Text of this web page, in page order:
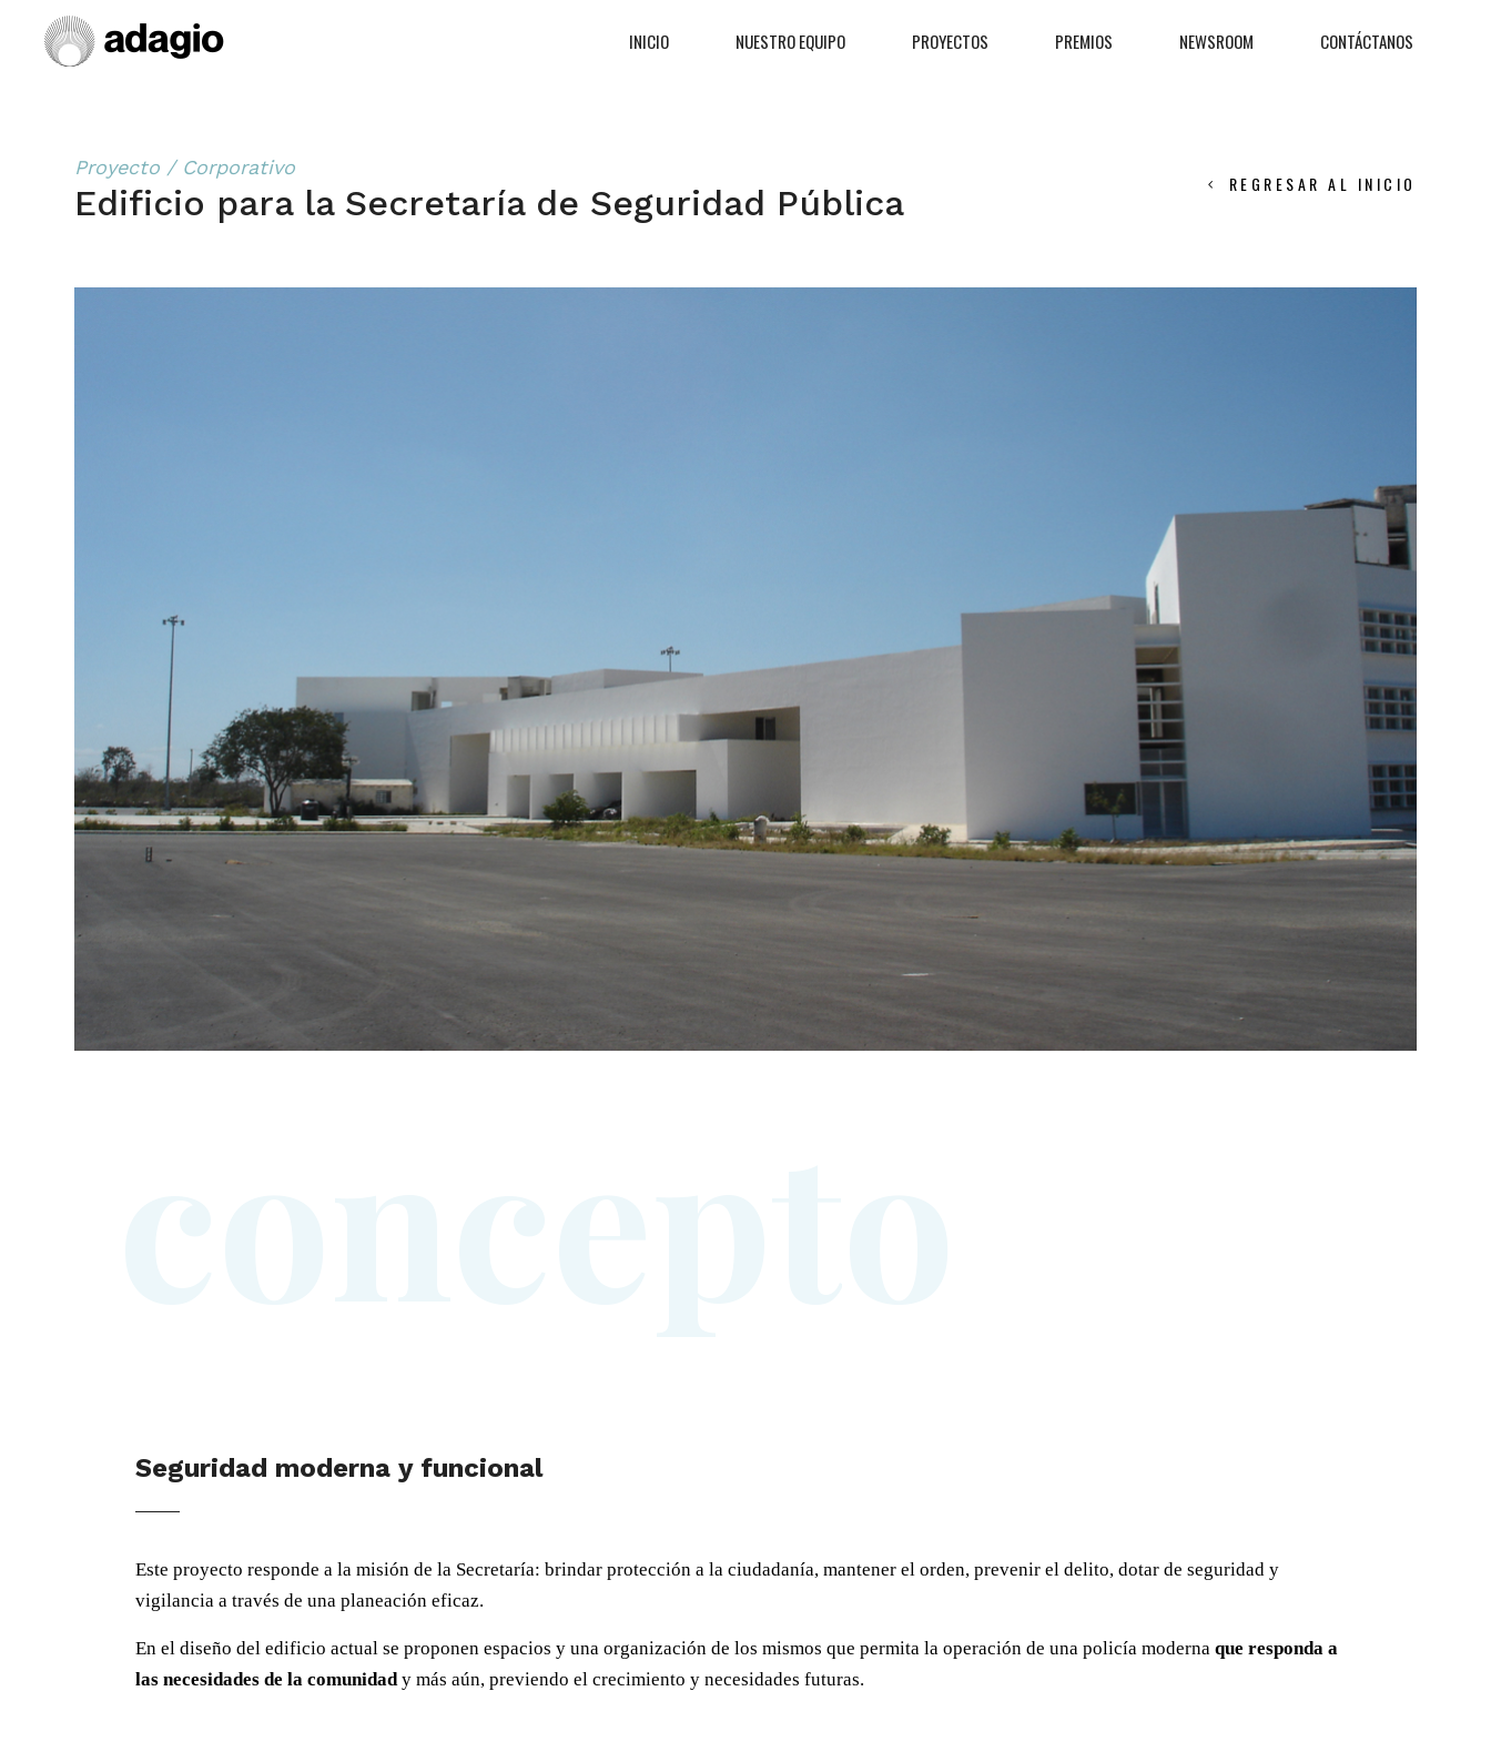
INICIO NUESTRO EQUIPO PROYECTOS PREMIOS NEWSROOM CONTÁCTANOS
Proyecto / Corporativo
Edificio para la Secretaría de Seguridad Pública REGRESAR AL INICIO
Seguridad moderna y funcional
Este proyecto responde a la misión de la Secretaría: brindar protección a la ciudadanía, mantener el orden, prevenir el delito, dotar de seguridad y
vigilancia a través de una planeación eficaz.
En el diseño del edificio actual se proponen espacios y una organización de los mismos que permita la operación de una policía moderna que responda a
las necesidades de la comunidady más aún, previendo el crecimiento y necesidades futuras.